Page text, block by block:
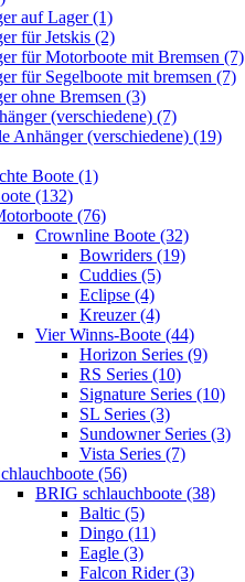
auf Lager (1)
für Jetskis (2)
für Motorboote mit Bremsen (7)
für Segelboote mit bremsen (7)
ohne Bremsen (3)
(verschiedene) (7)
Anhänger (verschiedene) (19)
Boote (1)
(132)
(76)
Crownline Boote (32)
Bowriders (19)
Cuddies (5)
Eclipse (4)
Kreuzer (4)
Vier Winns-Boote (44)
Horizon Series (9)
RS Series (10)
Signature Series (10)
SL Series (3)
Sundowner Series (3)
Vista Series (7)
(56)
BRIG schlauchboote (38)
Baltic (5)
Dingo (11)
Eagle (3)
Falcon Rider (3)